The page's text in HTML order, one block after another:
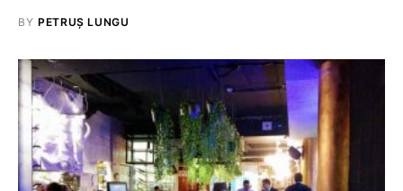
BY PETRUȘ LUNGU